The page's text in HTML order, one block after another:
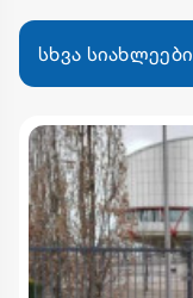
სხვა სიახლეები